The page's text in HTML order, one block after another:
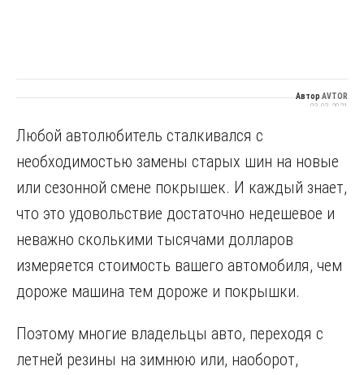
АвторAVTOR
03.03.2021
Любой автолюбитель сталкивался с
необходимостью замены старых шин на новые
или сезонной смене покрышек. И каждый знает,
что это удовольствие достаточно недешевое и
неважно сколькими тысячами долларов
измеряется стоимость вашего автомобиля, чем
дороже машина тем дороже и покрышки.
Поэтому многие владельцы авто, переходя с
летней резины на зимнюю или, наоборот,